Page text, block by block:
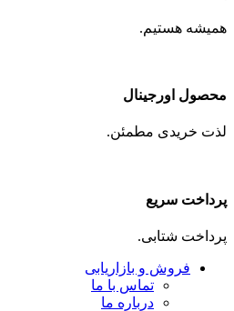
همیشه هستیم.
محصول اورجینال
لذت خریدی مطمئن.
پرداخت سریع
پرداخت شتابی.
فروش و بازاریابی
تماس با ما
درباره ما